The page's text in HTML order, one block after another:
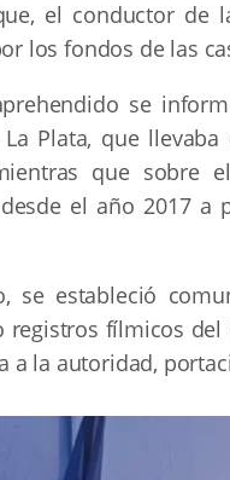
el conductor de
los fondos de las
se
Plata, que
que sobre
el año 2017
se estableció
registros fílmicos del
a la autoridad,